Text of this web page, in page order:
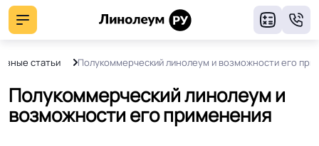
статьи Полукоммерческий линолеум и возможности его
Полукоммерческий линолеум и
возможности его применения